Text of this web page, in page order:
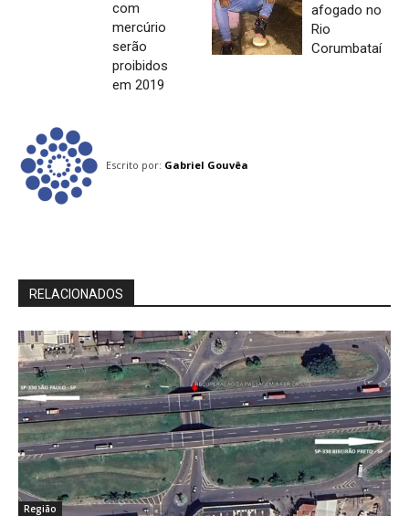
com
mercúrio
serão
proibidos
em 2019
afogado no
Rio
Corumbataí
Escrito por: Gabriel Gouvêa
RELACIONADOS
Região